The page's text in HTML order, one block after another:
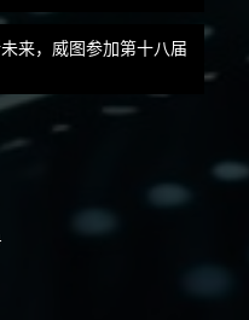
来，威图参加第十八届